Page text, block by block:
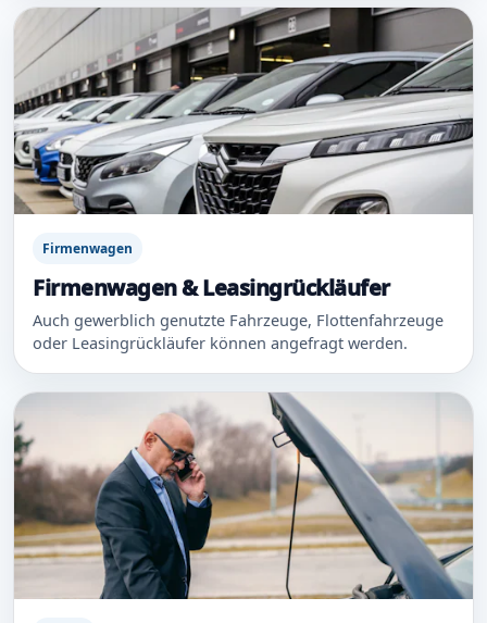
Firmenwagen
Firmenwagen & Leasingrückläufer
Auch gewerblich genutzte Fahrzeuge, Flottenfahrzeuge
oder Leasingrückläufer können angefragt werden.